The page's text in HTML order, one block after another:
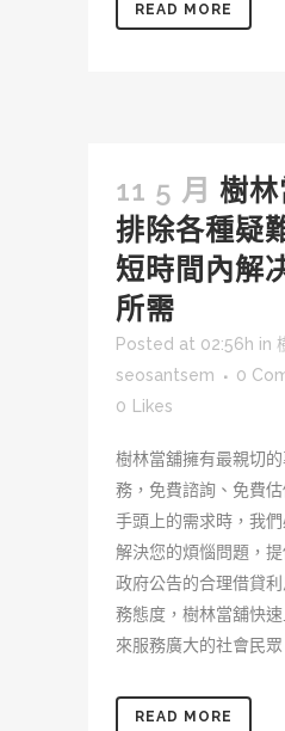
READ MORE
11 5 月 樹
排除各種疑
短時間內解
所需
Posted at 02:56h in
seosantsem
0
0 Likes
樹林當舖擁有最親切
務，免費諮詢、免費
手頭上的需求時，我
解決您的煩惱問題，
政府公告的合理借貸
務態度，樹林當舖快
來服務廣大的社會民
READ MORE